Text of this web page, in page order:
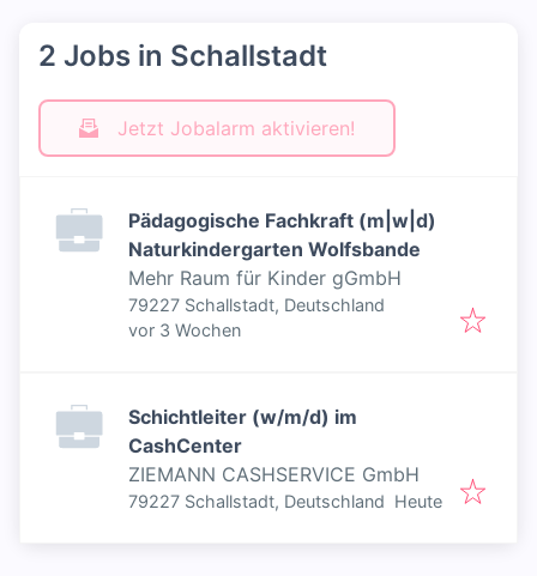
2 Jobs in Schallstadt
Jetzt Jobalarm aktivieren!
Pädagogische Fachkraft (m|w|d)
Naturkindergarten Wolfsbande
Mehr Raum für Kinder gGmbH
79227 Schallstadt, Deutschland
Veröffentlicht:
vor 3 Wochen
Schichtleiter (w/m/d) im
CashCenter
ZIEMANN CASHSERVICE GmbH
79227 Schallstadt, Deutschland Veröffentlicht
Heute